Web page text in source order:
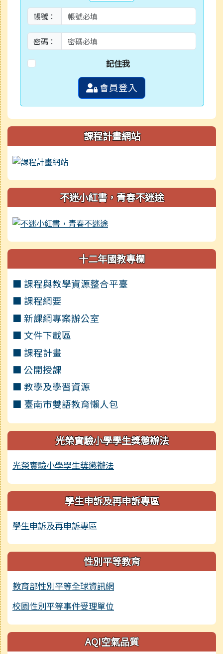
帳號：
密碼：
記住我
會員登入
課程計畫網站
不迷小紅書，青春不迷途
十二年國教專欄
■ 課程與教學資源整合平臺
■ 課程綱要
■ 新課綱專案辦公室
■ 文件下載區
■ 課程計畫
■ 公開授課
■ 教學及學習資源
■ 臺南市雙語教育懶人包
光榮實驗小學學生獎懲辦法
光榮實驗小學學生獎懲辦法
學生申訴及再申訴專區
學生申訴及再申訴專區
性別平等教育
教育部性別平等全球資訊網
校園性別平等事件受理單位
AQI空氣品質